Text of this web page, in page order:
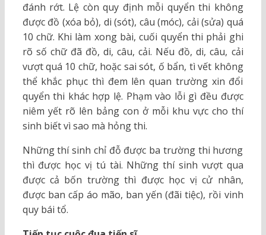
đánh rớt. Lệ còn quy định mỗi quyển thi không
được đồ (xóa bỏ), di (sót), câu (móc), cải (sửa) quá
10 chữ. Khi làm xong bài, cuối quyển thi phải ghi
rõ số chữ đã đồ, di, câu, cải. Nếu đồ, di, câu, cải
vượt quá 10 chữ, hoặc sai sót, ố bẩn, tì vết không
thể khắc phục thì đem lên quan trường xin đổi
quyển thi khác hợp lệ. Phạm vào lỗi gì đều được
niêm yết rõ lên bảng con ở mỗi khu vực cho thí
sinh biết vì sao mà hỏng thi.
Những thí sinh chỉ đỗ được ba trường thi hương
thì được học vị tú tài. Những thí sinh vượt qua
được cả bốn trường thì được học vị cử nhân,
được ban cấp áo mão, ban yến (đãi tiệc), rồi vinh
quy bái tổ.